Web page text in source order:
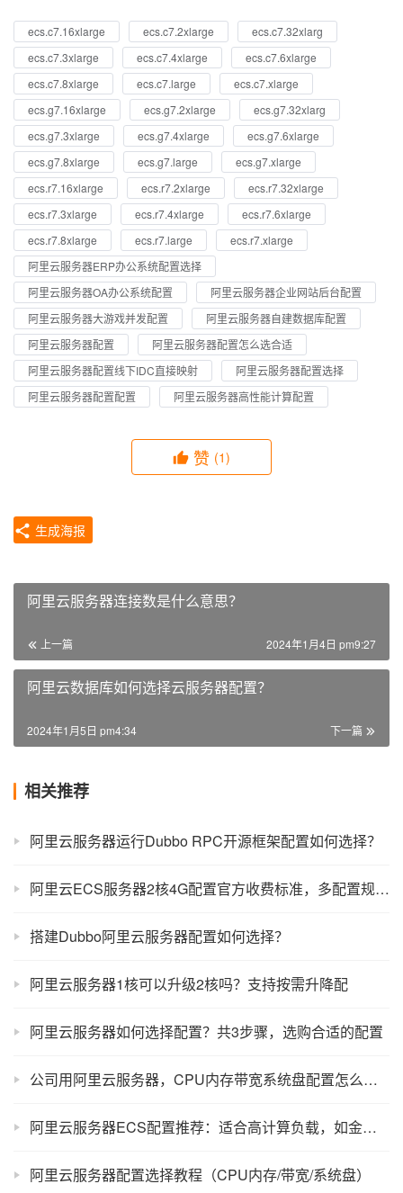
ecs.c7.16xlarge ecs.c7.2xlarge
ecs.c7.32xlarg
ecs.c7.3xlarge
ecs.c7.4xlarge
ecs.c7.6xlarge
ecs.c7.8xlarge
ecs.c7.large
ecs.c7.xlarge
ecs.g7.16xlarge
ecs.g7.2xlarge
ecs.g7.32xlarg
ecs.g7.3xlarge
ecs.g7.4xlarge
ecs.g7.6xlarge
ecs.g7.8xlarge
ecs.g7.large
ecs.g7.xlarge
ecs.r7.16xlarge
ecs.r7.2xlarge
ecs.r7.32xlarge
ecs.r7.3xlarge
ecs.r7.4xlarge
ecs.r7.6xlarge
ecs.r7.8xlarge
ecs.r7.large
ecs.r7.xlarge
阿里云服务器ERP办公系统配置选择
阿里云服务器OA办公系统配置
阿里云服务器企业网站后台配置
阿里云服务器大游戏并发配置
阿里云服务器自建数据库配置
阿里云服务器配置
阿里云服务器配置怎么选合适
阿里云服务器配置线下IDC直接映射
阿里云服务器配置选择
阿里云服务器配置配置
阿里云服务器高性能计算配置
赞 (1)
生成海报
阿里云服务器连接数是什么意思？
上一篇 2024年1月4日 pm9:27
阿里云数据库如何选择云服务器配置？
下一篇
2024年1月5日 pm4:34
相关推荐
阿里云服务器运行Dubbo RPC开源框架配置如何选择？
阿里云ECS服务器2核4G配置官方收费标准，多配置规格性能整理
搭建Dubbo阿里云服务器配置如何选择？
阿里云服务器1核可以升级2核吗？支持按需升降配
阿里云服务器如何选择配置？共3步骤，选购合适的配置
公司用阿里云服务器，CPU内存带宽系统盘配置怎么选？
阿里云服务器ECS配置推荐：适合高计算负载，如金融量化等使用场景
阿里云服务器配置选择教程（CPU内存/带宽/系统盘）